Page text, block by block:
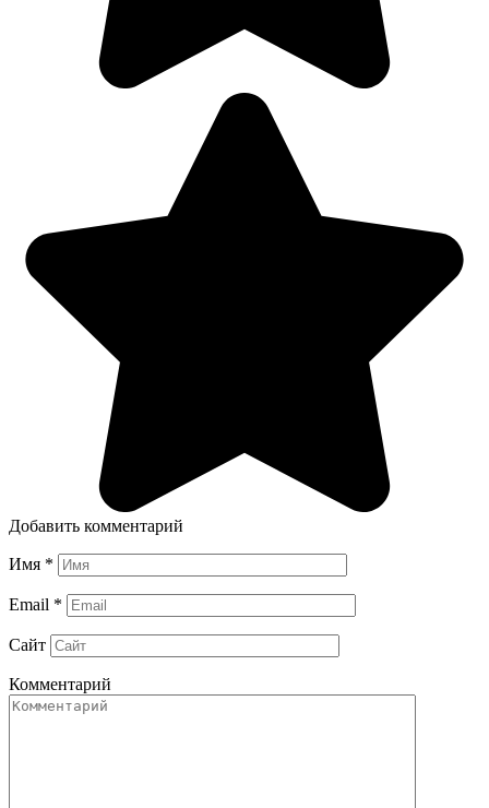
Добавить комментарий
Имя *
Email *
Сайт
Комментарий